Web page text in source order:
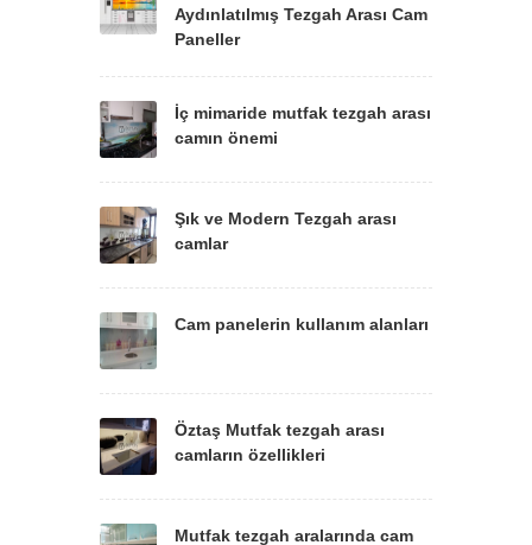
Aydınlatılmış Tezgah Arası Cam
Paneller
İç mimaride mutfak tezgah arası
camın önemi
Şık ve Modern Tezgah arası
camlar
Cam panelerin kullanım alanları
Öztaş Mutfak tezgah arası
camların özellikleri
Mutfak tezgah aralarında cam